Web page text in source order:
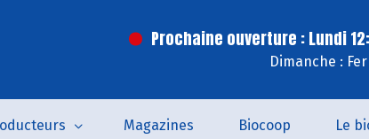
Prochaine ouverture : Lundi
Dimanche :
Magazines Biocoop Le